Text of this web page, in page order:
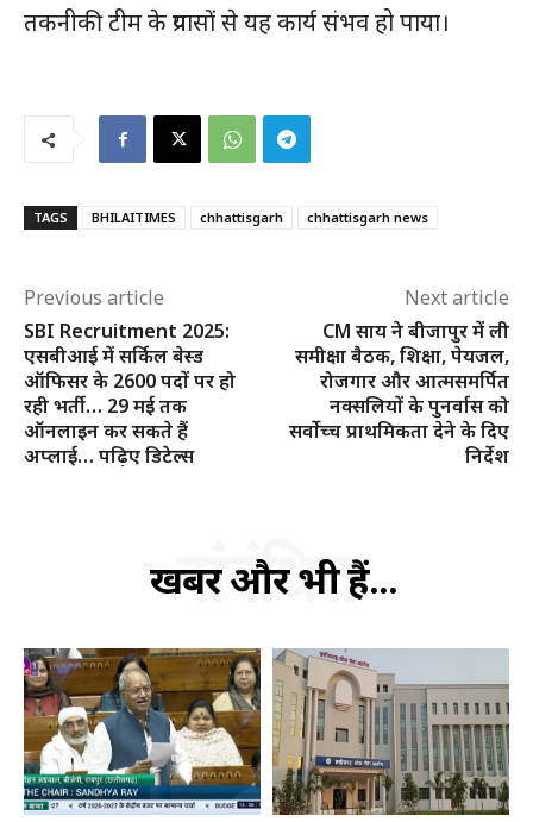
क्विक लिंक्स
संपर्क करें
तकनीकी टीम के प्रयासों से यह कार्य संभव हो पाया।
TAGS BHILAITIMES chhattisgarh chhattisgarh news
Previous article
SBI Recruitment 2025:
एसबीआई में सर्किल बेस्ड
ऑफिसर के 2600 पदों पर हो
रही भर्ती… 29 मई तक
ऑनलाइन कर सकते हैं
अप्लाई… पढ़िए डिटेल्स
Next article
CM साय ने बीजापुर में ली
समीक्षा बैठक, शिक्षा, पेयजल,
रोजगार और आत्मसमर्पित
नक्सलियों के पुनर्वास को
सर्वोच्च प्राथमिकता देने के दिए
निर्देश
खबरें और भी हैं...
संबंधित